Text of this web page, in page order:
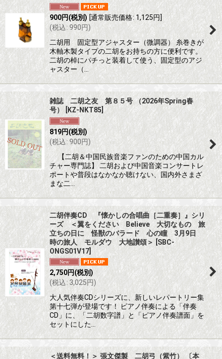
900円(税別) [通常販売価格: 1,125円]
(税込: 990円)
二胡用 固定型アジャスター（微調器） 糸巻きが
木軸木製タイプの二胡をお持ちの方に便利です。
二胡の棹にパチっと装着して使う、固定型のアジ
ャスター（…
雑誌 二胡之友 第８５号 （2026年Spring春
号）
KZ-NKT85
819円(税別)
(税込: 900円)
【二胡＆中国民族音楽ファンのための中国カル
チャー専門誌】 二胡および中国音楽コンサートレ
ポートや普段はなかなか聴けない、国内外さまざ
まな二…
二胡伴奏CD 『懐かしの合唱曲［二重奏］』シリ
ーズ ＜翼をください Believe 大切なもの 旅
立ちの日に 怪獣のバラード 心の瞳 3月9日
時の旅人 モルダウ 大地讃頌＞
[SBC-
ONGS01V17]
2,750円(税別)
(税込: 3,025円)
大人気伴奏CDシリーズに、新しいレパートリー集
第十七弾が登場です！ ピアノ伴奏による「伴奏
CD」に、「二胡数字譜」と「ピアノ伴奏譜面」を
セットにした…
＜送料無料！＞ 張文傑製 二胡弓（紫竹） 〔本